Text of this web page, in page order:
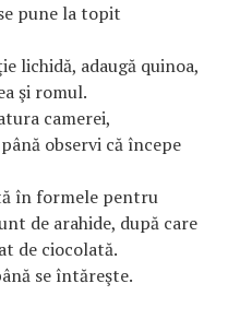
pune la topit
lichidă, adaugă quinoa,
şi romul.
camerei,
observi că începe
în formele pentru
de arahide, după care
de ciocolată.
se întăreşte.